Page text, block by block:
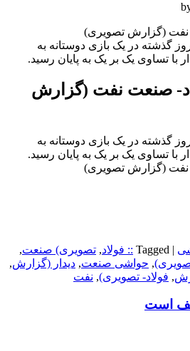
نفت (گزارش تصویری)
گذشته در یک بازی دوستانه به
با تساوی یک بر یک به پایان رسید.
صنعت نفت (گزارش
گذشته در یک بازی دوستانه به
با تساوی یک بر یک به پایان رسید.
نفت (گزارش تصویری)
Tagged :: فولاد, تصویری) صنعت,
, حواشی صنعت, دیدار (گزارش,
, فولاد- تصویری), نفت
است